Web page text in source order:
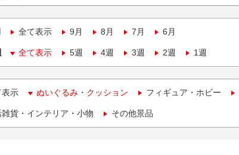
全て表示 9月 8月 7月 6月
全て表示 5週 4週 3週 2週 1週
表示 ぬいぐるみ・クッション フィギュア・ホビー
貨・インテリア・小物 その他景品